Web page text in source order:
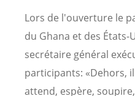
Lors de l'ouverture le
du Ghana et des États-
secrétaire général
participants: «Dehors,
attend, espère,